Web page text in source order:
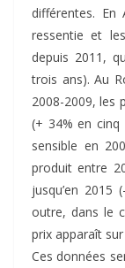
différentes. En
ressentie et
depuis 2011,
trois ans). Au
2008-2009, les
(+ 34% en cinq
sensible en
produit entre
jusqu’en 2015
outre, dans le
prix apparaît
Ces données